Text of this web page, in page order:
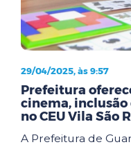
29/04/2025, às 9:57
Prefeitura
cinema,
no CEU Vila São
A Prefeitura de